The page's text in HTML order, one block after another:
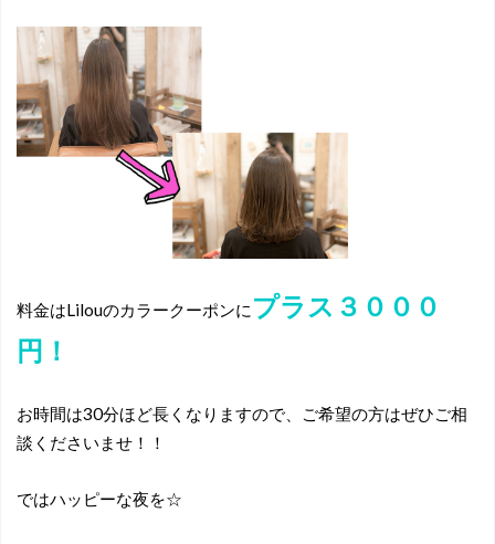
料金はLilouのカラークーポンに プラス３０００
円！
お時間は30分ほど長くなりますので、ご希望の方はぜひご相
談くださいませ！！
ではハッピーな夜を☆